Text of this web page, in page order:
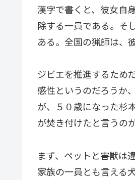
漢字で書くと、彼女自
除する一員である。そ
ある。全国の猟師は、
ジビエを推進するため
感性というのだろうか
が、５０歳になった杉
が焚き付けたと言うの
まず、ペットと害獣は違
家族の一員とも言える